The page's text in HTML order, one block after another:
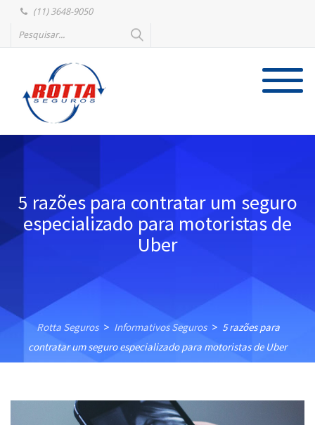
(11) 3648-9050
5 razões para contratar um seguro
especializado para motoristas de
Uber
Rotta Seguros > Informativos Seguros > 5 razões para
contratar um seguro especializado para motoristas de Uber